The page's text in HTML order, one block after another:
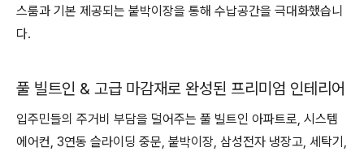
스룸과 기본 제공되는 붙박이장을 통해 수납공간을 극대화했습니
다.
풀 빌트인 & 고급 마감재로 완성된 프리미엄 인테리어
입주민들의 주거비 부담을 덜어주는 풀 빌트인 아파트로, 시스템
에어컨, 3연동 슬라이딩 중문, 붙박이장, 삼성전자 냉장고, 세탁기,